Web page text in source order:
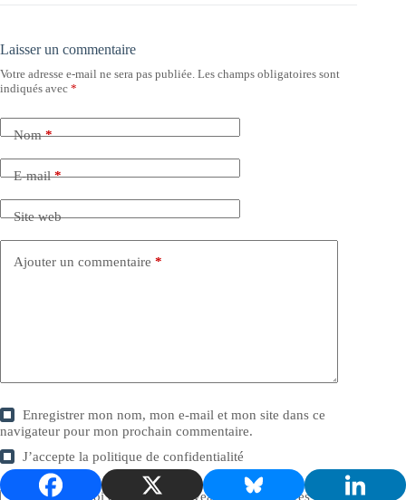
Laisser un commentaire
Votre adresse e-mail ne sera pas publiée. Les champs obligatoires sont
indiqués avec *
Nom*
E-mail*
Site web
Ajouter un commentaire *
Enregistrer mon nom, mon e-mail et mon site dans ce
navigateur pour mon prochain commentaire.
J’accepte lapolitique de confidentialité
Prévenez-moi de tous les nouveaux commentaires par e-